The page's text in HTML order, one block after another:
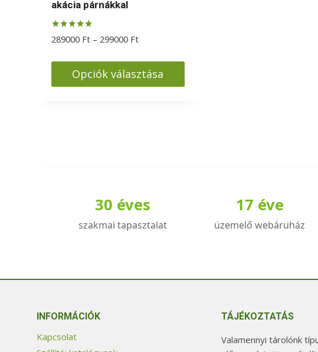
akácia párnákkal
Értékelés:
5.00
289000 Ft – 299000 FtÁrtartomány:
-
299000 Ft
Opciók választása
változatok30 éves
szakmai tapasztalat
17 éve
üzemelő webáruház
INFORMÁCIÓK
Kapcsolat
TÁJÉKOZTATÁS
Valamennyi tárolónk